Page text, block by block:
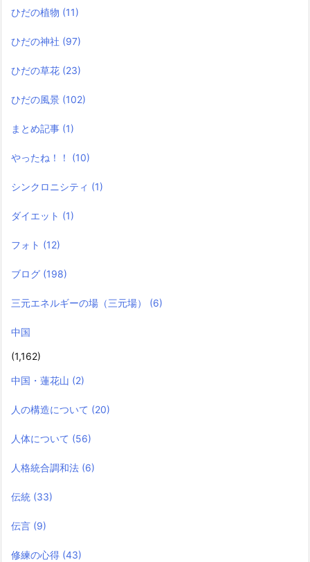
ひだの植物 (11)
ひだの神社 (97)
ひだの草花 (23)
ひだの風景 (102)
まとめ記事 (1)
やったね！！ (10)
シンクロニシティ (1)
ダイエット (1)
フォト (12)
ブログ (198)
三元エネルギーの場（三元場） (6)
中国
(1,162)
中国・蓮花山 (2)
人の構造について (20)
人体について (56)
人格統合調和法 (6)
伝統 (33)
伝言 (9)
修練の心得 (43)